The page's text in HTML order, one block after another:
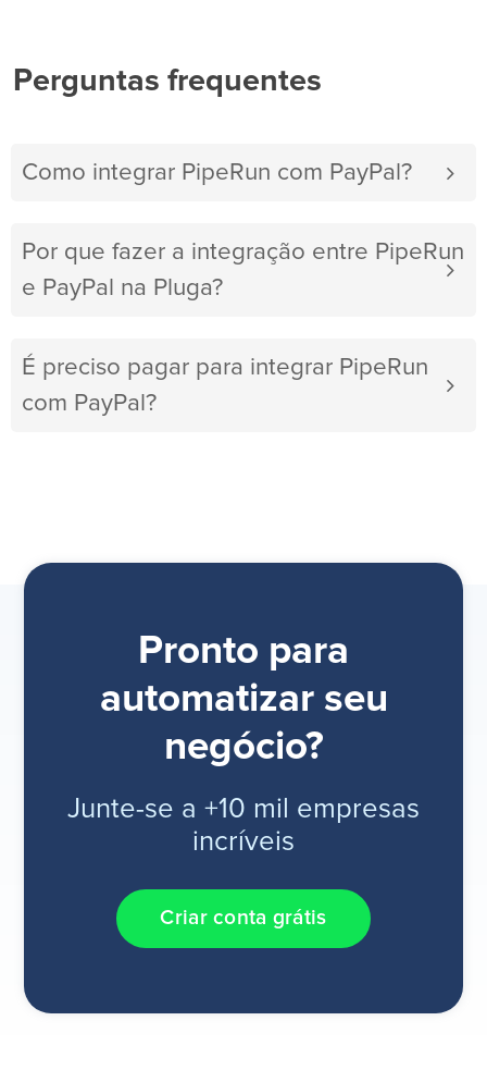
Perguntas frequentes
Como integrar PipeRun com PayPal?
Por que fazer a integração entre PipeRun
e PayPal na Pluga?
É preciso pagar para integrar PipeRun
com PayPal?
Pronto para
automatizar seu
negócio?
Junte-se a +10 mil empresas
incríveis
Criar conta grátis